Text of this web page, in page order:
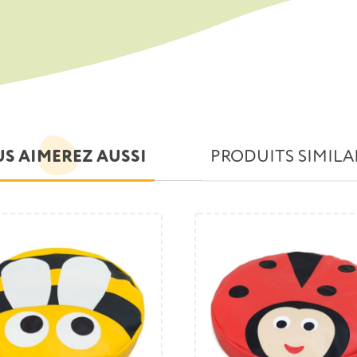
AIMEREZ AUSSI PRODUITS